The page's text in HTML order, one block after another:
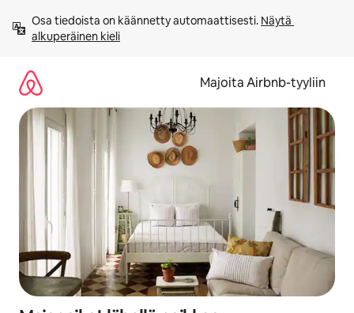
sisältö
väliin
Osa tiedoista on käännetty automaattisesti. Näytä
alkuperäinen kieli
Majoita Airbnb-tyyliin